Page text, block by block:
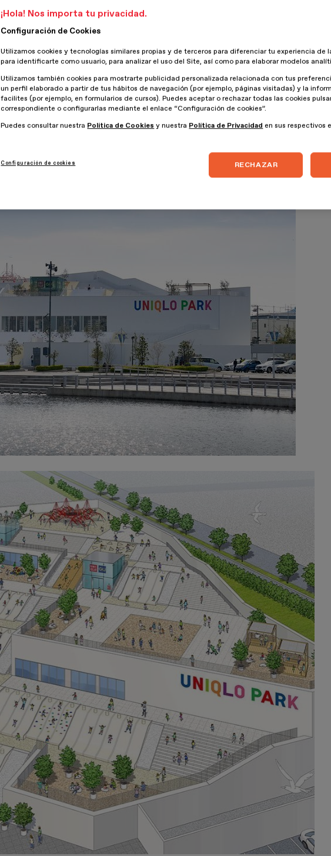
¡Hola! Nos importa tu privacidad.
Configuración de Cookies
Utilizamos cookies y tecnologías similares propias y de terceros para diferenciar tu experiencia de
para identificarte como usuario, para analizar el uso del Site, así como para elaborar modelos
Utilizamos también cookies para mostrarte publicidad personalizada relacionada con tus
un perfil elaborado a partir de tus hábitos de navegación (por ejemplo, páginas visitadas) y la
facilites (por ejemplo, en formularios de cursos). Puedes aceptar o rechazar todas las cookies
correspondiente o configurarlas mediante el enlace “Configuración de cookies”.
Puedes consultar nuestra Política de Cookies y nuestra Política de Privacidad en sus respectivos
Configuración de cookies RECHAZAR